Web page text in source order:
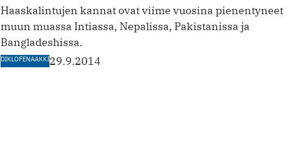
Haaskalintujen kannat ovat viime vuosina pienentyneet
muun muassa Intiassa, Nepalissa, Pakistanissa ja
Bangladeshissa.
DIKLOFENAAKKI29.9.2014